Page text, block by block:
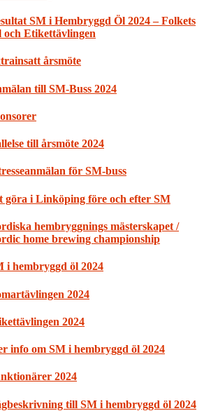
SM i Hembryggd Öl 2024 – Folkets
och Etikettävlingen
årsmöte
till SM-Buss 2024
till årsmöte 2024
för SM-buss
göra i Linköping före och efter SM
hembryggnings mästerskapet /
home brewing championship
i hembryggd öl 2024
2024
2024
info om SM i hembryggd öl 2024
2024
till SM i hembryggd öl 2024